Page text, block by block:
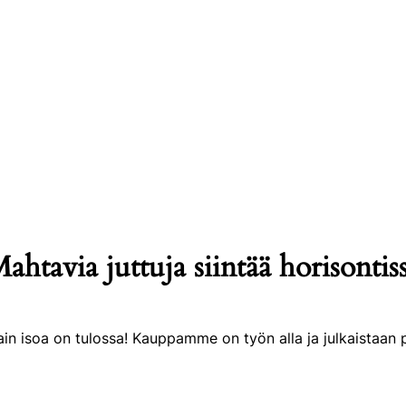
juttuja siintää
isoa on tulossa! Kauppamme on työn alla ja julkaistaan